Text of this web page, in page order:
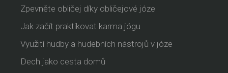
Zpevněte obličej díky obličejové józe
Jak začít praktikovat karma jógu
Využití hudby a hudebních nástrojů v józe
Dech jako cesta domů